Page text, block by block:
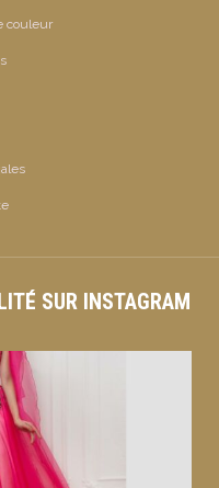
couleur
SUR INSTAGRAM